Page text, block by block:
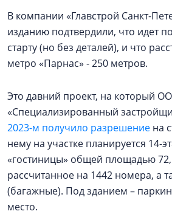
В компании «Главстрой Санкт-
изданию подтвердили, что идет
старту (но без деталей), и что
метро «Парнас» - 250 метров.
Это давний проект, на который
«Специализированный
2023-м получило разрешение на
нему на участке планируется 14-
«гостиницы» общей площадью
рассчитанное на 1442 номера, а
(багажные). Под зданием –
место.